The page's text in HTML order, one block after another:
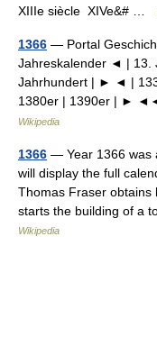
XIIIe siècle XIVe&# …
1366 — Portal
Jahreskalender ◄ | 13.
Jahrhundert | ► ◄ |
1380er | 1390er | ►
Wikipedia
1366 — Year 1366 was
will display the full
Thomas Fraser obtains
starts the building of a
Wikipedia